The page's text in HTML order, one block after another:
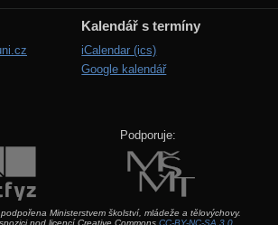
Kalendář s termíny
iCalendar (ics)
Google kalendář
Podporuje:
Ministerstvem školství, mládeže a tělovýchovy.
pod licencí Creative Commons CC-BY-NC-SA 3.0